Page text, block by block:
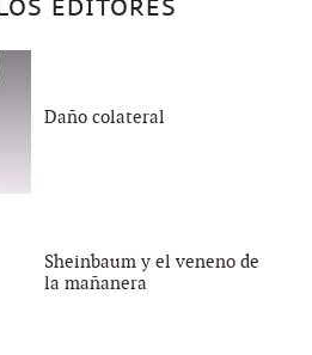
EDITORES
Daño colateral
Sheinbaum y el veneno de
la mañanera